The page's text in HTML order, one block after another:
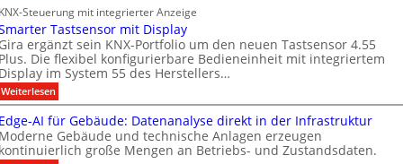
n
M
a
r
k
e
t
n
e
r
b
e
i
M
D
ü
h
e
s
t
e
r
k
a
e
r
ö
f
n
e
t
c
h
e
r
h
e
i
t
s
e
x
p
Steuerung mit integrierter Anzeige
Tastsensor mit Display
ergänzt sein KNX-Portfolio um den neuen Tastsensor 4.55
Die flexibel konfigurierbare Bedieneinheit mit integriertem
im System 55 des Herstellers…
Weiterlesen:
S
m
a
r
t
AI für Gebäude: Datenanalyse direkt in der Infrastruktur
Gebäude und technische Anlagen erzeugen
große Mengen an Betriebs- und Zustandsdaten.